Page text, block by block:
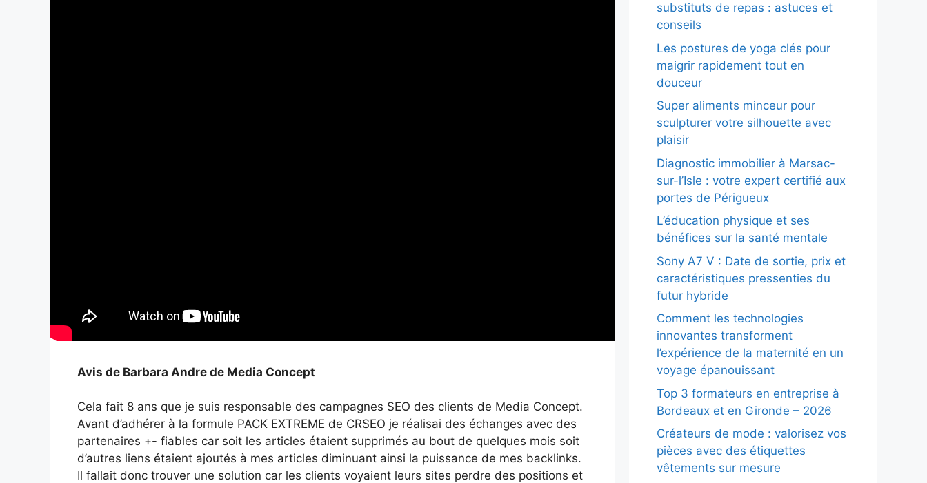
Avis de Barbara Andre de Media Concept
Cela fait 8 ans que je suis responsable des campagnes SEO des clients de Media Concept.
Avant d’adhérer à la formule PACK EXTREME de CRSEO je réalisai des échanges avec des
partenaires +- fiables car soit les articles étaient supprimés au bout de quelques mois soit
d’autres liens étaient ajoutés à mes articles diminuant ainsi la puissance de mes backlinks.
Il fallait donc trouver une solution car les clients voyaient leurs sites perdre des positions et
substituts de repas : astuces et
conseils
Les postures de yoga clés pour
maigrir rapidement tout en
douceur
Super aliments minceur pour
sculpturer votre silhouette avec
plaisir
Diagnostic immobilier à Marsac-
sur-l’Isle : votre expert certifié aux
portes de Périgueux
L’éducation physique et ses
bénéfices sur la santé mentale
Sony A7 V : Date de sortie, prix et
caractéristiques pressenties du
futur hybride
Comment les technologies
innovantes transforment
l’expérience de la maternité en un
voyage épanouissant
Top 3 formateurs en entreprise à
Bordeaux et en Gironde – 2026
Créateurs de mode : valorisez vos
pièces avec des étiquettes
vêtements sur mesure